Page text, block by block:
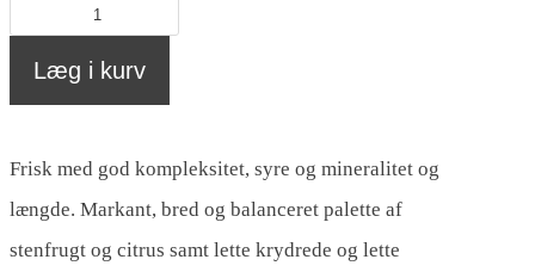
Chardonnay,
Münzberg
antal
Læg i kurv
Frisk med god kompleksitet, syre og mineralitet og
længde. Markant, bred og balanceret palette af
stenfrugt og citrus samt lette krydrede og lette